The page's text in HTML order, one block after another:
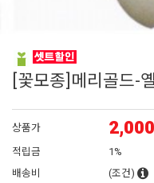
[꽃모종]메리골드-
상품가
적립금
1%
배송비
(조건)